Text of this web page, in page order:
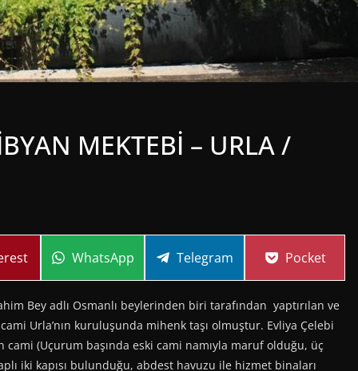
MEKTEBİ – URLA /
Share
WhatsApp Share
Telegram Share
Pocket
Bey adlı Osmanlı beylerinden biri tarafından yaptırılan ve
Urla’nın kuruluşunda mihenk taşı olmuştur. Evliya Çelebi
(Uçurum başında eski cami namıyla maruf olduğu, üç
iki kapısı bulunduğu, abdest havuzu ile hizmet binaları